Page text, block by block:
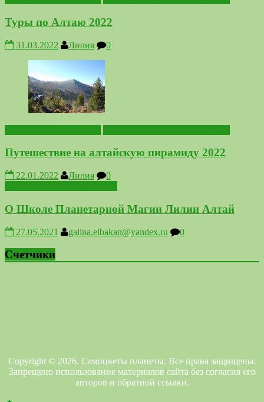
Туры по Алтаю 2022
31.03.2022 Лилия 0
Путешествие на алтайскую пирамиду 2022
22.01.2022 Лилия
0
О Школе Планетарной Магии Лилии Алтай
27.05.2021 galina.elbakan@yandex.ru 0
Счетчики
Copyright © 2026. Самоцветы планеты. Все права защищены.
Запрещено использование материалов сайта без согласия его
авторов и обратной ссылки.